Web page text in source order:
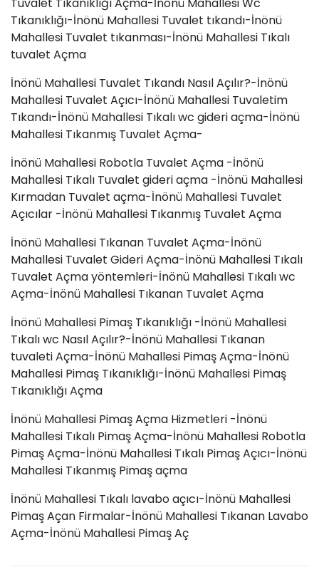
Tıkanıklığı-İnönü Mahallesi Tuvalet tıkandı-İnönü
Mahallesi Tuvalet tıkanması-İnönü Mahallesi Tıkalı
tuvalet Açma
İnönü Mahallesi Tuvalet Tıkandı Nasıl Açılır?-İnönü
Mahallesi Tuvalet Açıcı-İnönü Mahallesi Tuvaletim
Tıkandı-İnönü Mahallesi Tıkalı wc gideri açma-İnönü
Mahallesi Tıkanmış Tuvalet Açma-
İnönü Mahallesi Robotla Tuvalet Açma -İnönü
Mahallesi Tıkalı Tuvalet gideri açma -İnönü Mahallesi
Kırmadan Tuvalet açma-İnönü Mahallesi Tuvalet
Açıcılar -İnönü Mahallesi Tıkanmış Tuvalet Açma
İnönü Mahallesi Tıkanan Tuvalet Açma-İnönü
Mahallesi Tuvalet Gideri Açma-İnönü Mahallesi Tıkalı
Tuvalet Açma yöntemleri-İnönü Mahallesi Tıkalı wc
Açma-İnönü Mahallesi Tıkanan Tuvalet Açma
İnönü Mahallesi Pimaş Tıkanıklığı -İnönü Mahallesi
Tıkalı wc Nasıl Açılır?-İnönü Mahallesi Tıkanan
tuvaleti Açma-İnönü Mahallesi Pimaş Açma-İnönü
Mahallesi Pimaş Tıkanıklığı-İnönü Mahallesi Pimaş
Tıkanıklığı Açma
İnönü Mahallesi Pimaş Açma Hizmetleri -İnönü
Mahallesi Tıkalı Pimaş Açma-İnönü Mahallesi Robotla
Pimaş Açma-İnönü Mahallesi Tıkalı Pimaş Açıcı-İnönü
Mahallesi Tıkanmış Pimaş açma
İnönü Mahallesi Tıkalı lavabo açıcı-İnönü Mahallesi
Pimaş Açan Firmalar-İnönü Mahallesi Tıkanan Lavabo
Açma-İnönü Mahallesi Pimaş Aç